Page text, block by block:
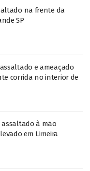
na frente da
SP
e ameaçado
corrida no interior de
assaltado à mão
em Limeira